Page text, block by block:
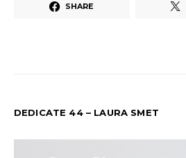
SHARE
DEDICATE 44 – LAURA SMET